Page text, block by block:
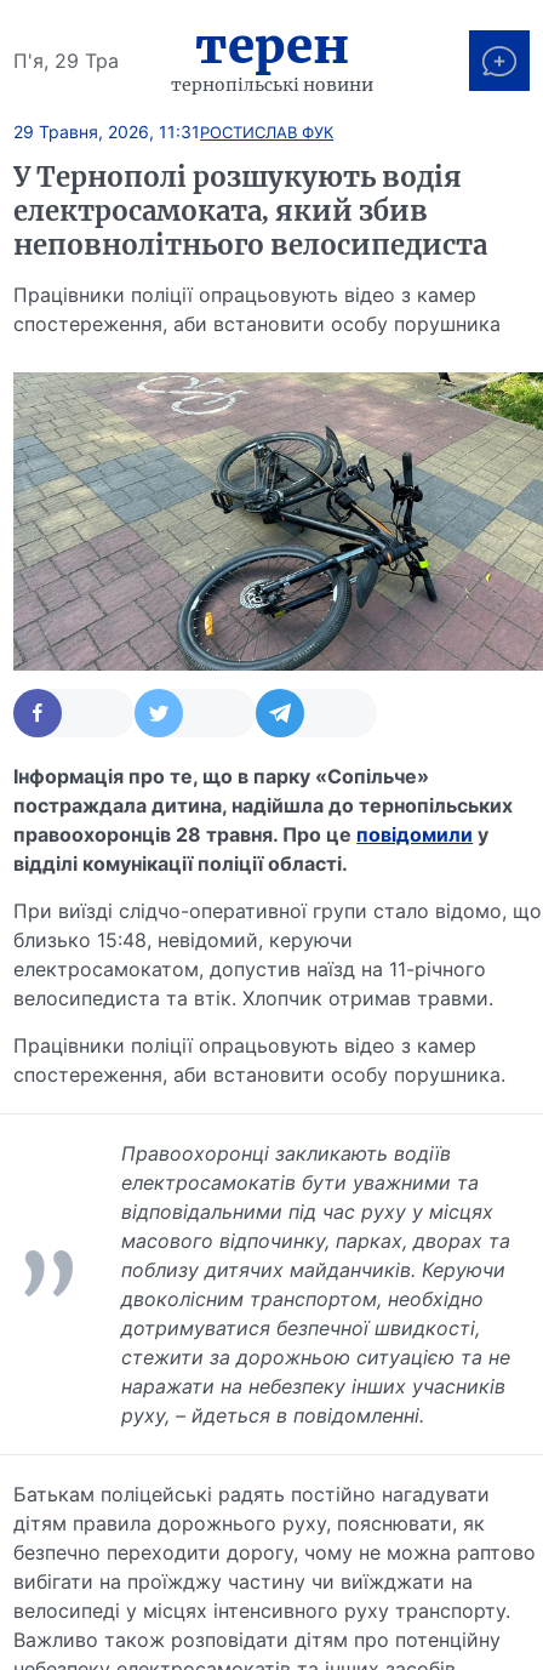
П'я, 29 Тра терен
тернопільські новини
29 Травня, 2026, 11:31РОСТИСЛАВ ФУК
У Тернополі розшукують водія
електросамоката, який збив
неповнолітнього велосипедиста
Працівники поліції опрацьовують відео з камер
спостереження, аби встановити особу порушника
Інформація про те, що в парку «Сопільче»
постраждала дитина, надійшла до тернопільських
правоохоронців 28 травня. Про це повідомили у
відділі комунікації поліції області.
При виїзді слідчо-оперативної групи стало відомо, що
близько 15:48, невідомий, керуючи
електросамокатом, допустив наїзд на 11-річного
велосипедиста та втік. Хлопчик отримав травми.
Працівники поліції опрацьовують відео з камер
спостереження, аби встановити особу порушника.
Правоохоронці закликають водіїв
електросамокатів бути уважними та
відповідальними під час руху у місцях
масового відпочинку, парках, дворах та
поблизу дитячих майданчиків. Керуючи
двоколісним транспортом, необхідно
дотримуватися безпечної швидкості,
стежити за дорожньою ситуацією та не
наражати на небезпеку інших учасників
руху, – йдеться в повідомленні.
Батькам поліцейські радять постійно нагадувати
дітям правила дорожнього руху, пояснювати, як
безпечно переходити дорогу, чому не можна раптово
вибігати на проїжджу частину чи виїжджати на
велосипеді у місцях інтенсивного руху транспорту.
Важливо також розповідати дітям про потенційну